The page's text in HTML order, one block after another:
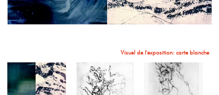
Visuel de l'exposition: carte blanche
Vue de l'exposition: Bernadette Monseur